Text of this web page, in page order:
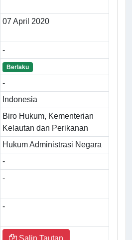
07 April 2020
-
Berlaku
-
Indonesia
Biro Hukum, Kementerian
Kelautan dan Perikanan
Hukum Administrasi Negara
-
-
-
Salin Tautan